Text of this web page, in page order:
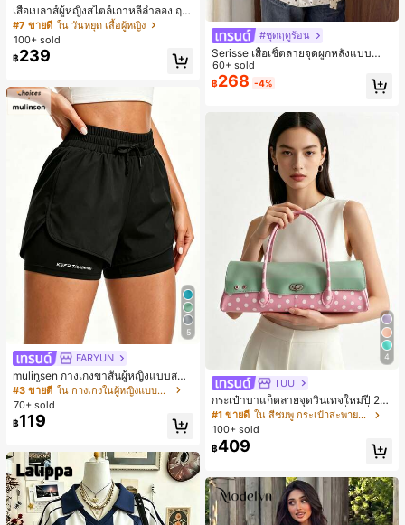
เสื้อเบลาส์ผู้หญิงสไตล์เกาหลีลำลอง ฤดู
ใบไม้ผลิ/ฤดูร้อนใหม่ ชายระบาย ชิคแล
ะหรูหรา
#7 ขายดี ใน วันหยุด เสื้อผู้หญิง
100+ sold
฿239
5
FARYUN
mulinsen กางเกงขาสั้นผู้หญิงแบบสบา
ยๆ สีพื้น หลวม อเนกประสงค์ กางเกงขา
สั้นกีฬา 2-In-1 สำหรับวิ่ง ฟิตเนส และก
ารฝึกซ้อมกีฬาในฤดูร้อน
#3 ขายดี
ใน กางเกงในผู้หญิงแบบแอคทีฟ
70+ sold
฿119
#ชุดฤดูร้อน
Serisse เสื้อเชิ้ตลายจุดผูกหลังแบบลำล
องสำหรับฤดูร้อน
60+ sold
฿268 -4%
4
TUU
กระเป๋าบาแก็ตลายจุดวินเทจใหม่ปี 20
26 สำหรับผู้หญิง กระเป๋าเจลลี่แฟชั่นสไ
ตล์หวาน ความจุขนาดใหญ่ กระเป๋าสะ
พายไหล่สำหรับเดินทางไปทำงาน
#1 ขายดี
ใน สีชมพู กระเป๋าสะพายผู้หญิง
100+ sold
฿409